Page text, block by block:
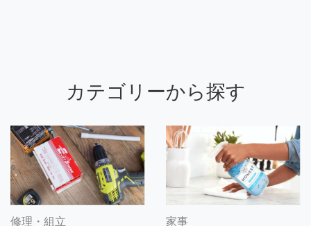
カテゴリーから探す
修理・組立 家事